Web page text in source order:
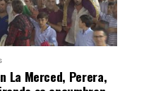
La Merced, Perera,